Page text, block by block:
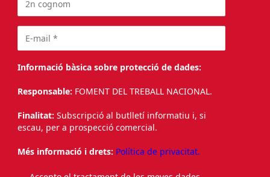
Informació bàsica sobre protecció de dades:
Responsable: FOMENT DEL TREBALL NACIONAL.
Finalitat: Subscripció al butlletí informatiu i, si
escau, per a prospecció comercial.
Més informació i drets: Política de privacitat.